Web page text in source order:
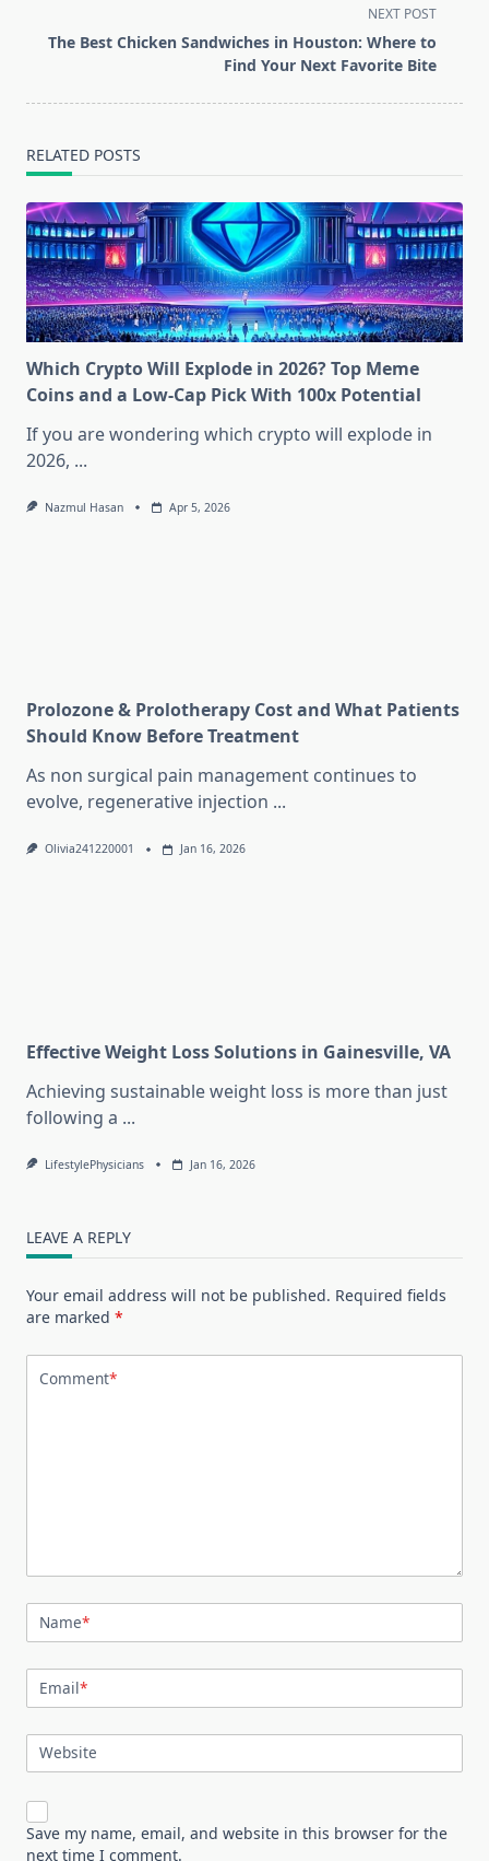
reader-
NEXT POST
The Best Chicken Sandwiches in Houston: Where to
Find Your Next Favorite Bite
RELATED POSTS
Which Crypto Will Explode in 2026? Top Meme
Coins and a Low-Cap Pick With 100x Potential
If you are wondering which crypto will explode in
2026, ...
Nazmul Hasan Apr 5, 2026
Prolozone & Prolotherapy Cost and What Patients
Should Know Before Treatment
As non surgical pain management continues to
evolve, regenerative injection ...
Olivia241220001 Jan 16, 2026
Effective Weight Loss Solutions in Gainesville, VA
Achieving sustainable weight loss is more than just
following a ...
LifestylePhysicians Jan 16, 2026
LEAVE A REPLY
Your email address will not be published. Required fields
are marked *
Comment*
Name*
Email*
Website
Save my name, email, and website in this browser for the
next time I comment.